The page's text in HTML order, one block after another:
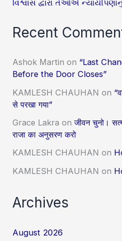
વિશ્વાસ દ્વારા તેઓએ
Recent
Ashok Martin on “Last
Before the Door Closes”
KAMLESH CHAUHAN on
से परखा गया”
Grace Lakra onजीवन चुनो।
राजा का अनुसरण करो
KAMLESH CHAUHAN on
KAMLESH CHAUHAN on
Archives
August 2026